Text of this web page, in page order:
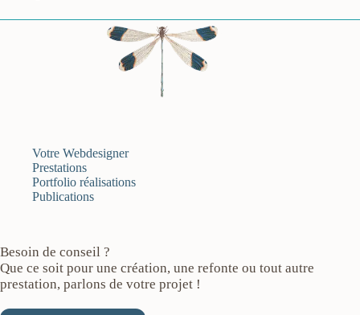
Votre Webdesigner
Prestations
Portfolio réalisations
Publications
Besoin de conseil ?
Que ce soit pour une création, une refonte ou tout autre
prestation, parlons de votre projet !